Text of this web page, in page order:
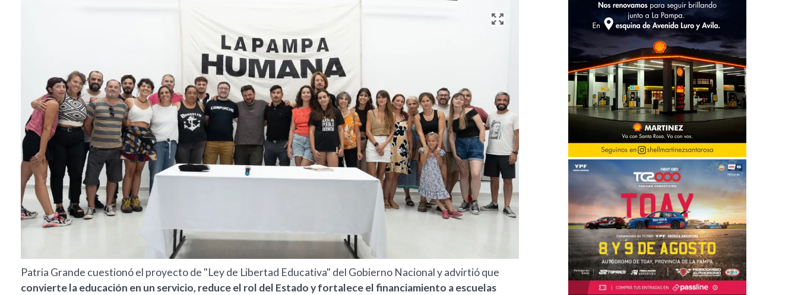
Patria Grande cuestionó el proyecto de "Ley de Libertad Educativa" del Gobierno Nacional y advirtió que
convierte la educación en un servicio, reduce el rol del Estado y fortalece el financiamiento a escuelas